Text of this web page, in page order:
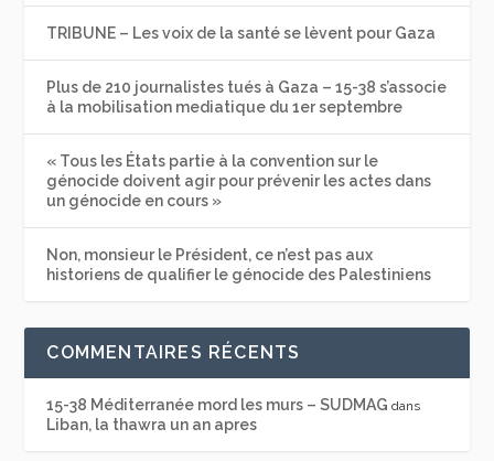
TRIBUNE – Les voix de la santé se lèvent pour Gaza
Plus de 210 journalistes tués à Gaza – 15-38 s’associe
à la mobilisation mediatique du 1er septembre
« Tous les États partie à la convention sur le
génocide doivent agir pour prévenir les actes dans
un génocide en cours »
Non, monsieur le Président, ce n’est pas aux
historiens de qualifier le génocide des Palestiniens
COMMENTAIRES RÉCENTS
15-38 Méditerranée mord les murs – SUDMAG dans
Liban, la thawra un an apres